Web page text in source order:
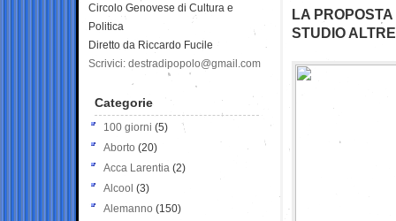
LA
STUDIO
Circolo Genovese di Cultura e
Politica
Diretto da Riccardo Fucile
Scrivici: destradipopolo@gmail.com
Categorie
100 giorni (5)
Aborto (20)
Acca Larentia (2)
Alcool (3)
Alemanno (150)